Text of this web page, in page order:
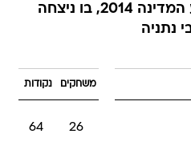
בווידאו: תקציר גמר גביע המדינה 2014, בו ניצחה
משחקים נקודות
26
64